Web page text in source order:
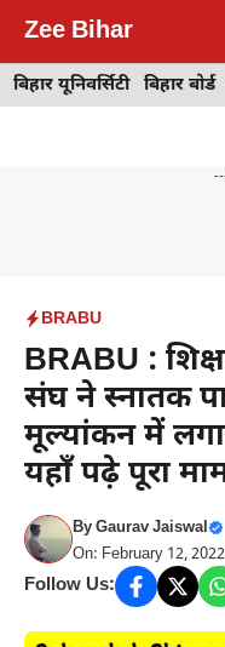
content
Zee Bihar
बिहार यूनिवर्सिटी बिहार बोर्ड
BRABU
BRABU :
संघ ने स्नातक
मूल्यांकन में
यहाँ पढ़े पूरा
ByGaurav Jaiswal
On: February 12,
Follow Us: